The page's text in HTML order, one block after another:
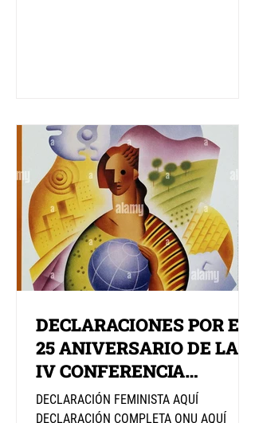
DECLARACIONES POR EL
25 ANIVERSARIO DE LA
IV CONFERENCIA
MUNDIAL SOBRE LA
MUJER
DECLARACIÓN FEMINISTA AQUÍ
DECLARACIÓN COMPLETA ONU AQUÍ